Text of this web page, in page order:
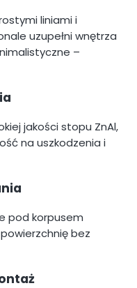
liniami i
uzupełni wnętrza
–
jakości stopu ZnAl,
na uszkodzenia i
pod korpusem
bez